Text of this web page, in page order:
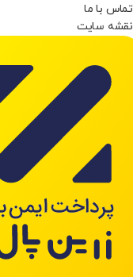
تماس با ما
نقشه سایت